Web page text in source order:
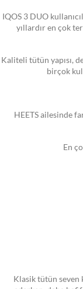
IQOS 3 DUO
yıllardır en çok
Kaliteli tütün yapısı,
birçok
HEETS ailesinde
En
Klasik tütün seven